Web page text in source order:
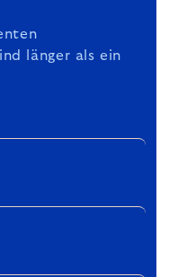
länger als ein